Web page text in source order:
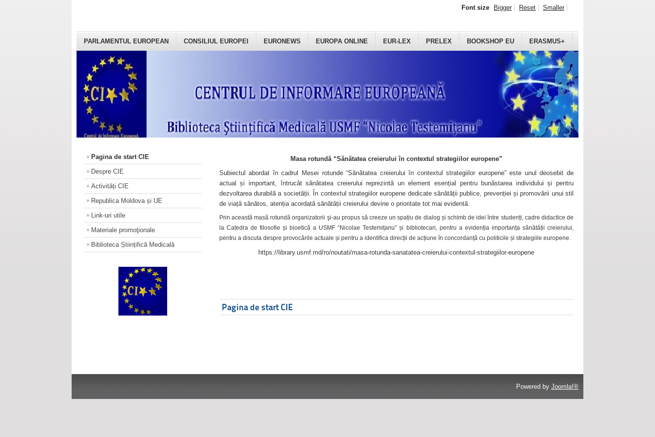
PARLAMENTUL EUROPEAN CONSILIUL EUROPEI EURONEWS EUROPA ONLINE EUR-LEX PRELEX BOOKSHOP EU ERASMUS+
Font size Bigger Reset Smaller
Pagina de start CIE
Despre CIE
Activități CIE
Republica Moldova și UE
Link-uri utile
Materiale promoţionale
Biblioteca Științifică Medicală
Masa rotundă “Sănătatea creierului în contextul strategiilor europene”
Subiectul abordat în cadrul Mesei rotunde “Sănătatea creierului în contextul strategiilor europene” este unul deosebit de
actual și important, întrucât sănătatea creierului reprezintă un element esențial pentru bunăstarea individului și pentru
dezvoltarea durabilă a societății. În contextul strategiilor europene dedicate sănătății publice, prevenției și promovării unui stil
de viață sănătos, atenția acordată sănătății creierului devine o prioritate tot mai evidentă.
Prin această masă rotundă organizatorii şi-au propus să creeze un spațiu de dialog și schimb de idei între studenți, cadre didactice de
la Catedra de filosofie și bioetică a USMF “Nicolae Testemițanu” și bibliotecari, pentru a evidenția importanța sănătății creierului,
pentru a discuta despre provocările actuale și pentru a identifica direcții de acțiune în concordanță cu politicile și strategiile europene.
https://library.usmf.md/ro/noutati/masa-rotunda-sanatatea-creierului-contextul-strategiilor-europene
Pagina de start CIE
Powered by Joomla!®